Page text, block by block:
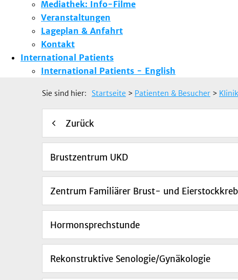
Mediathek: Info-Filme
Veranstaltungen
Lageplan & Anfahrt
Kontakt
International Patients
International Patients - English
Sie sind hier: Startseite > Patienten & Besucher >
Zurück
Brustzentrum UKD
Zentrum Familiärer Brust- und
Hormonsprechstunde
Rekonstruktive Senologie/Gynäkologie